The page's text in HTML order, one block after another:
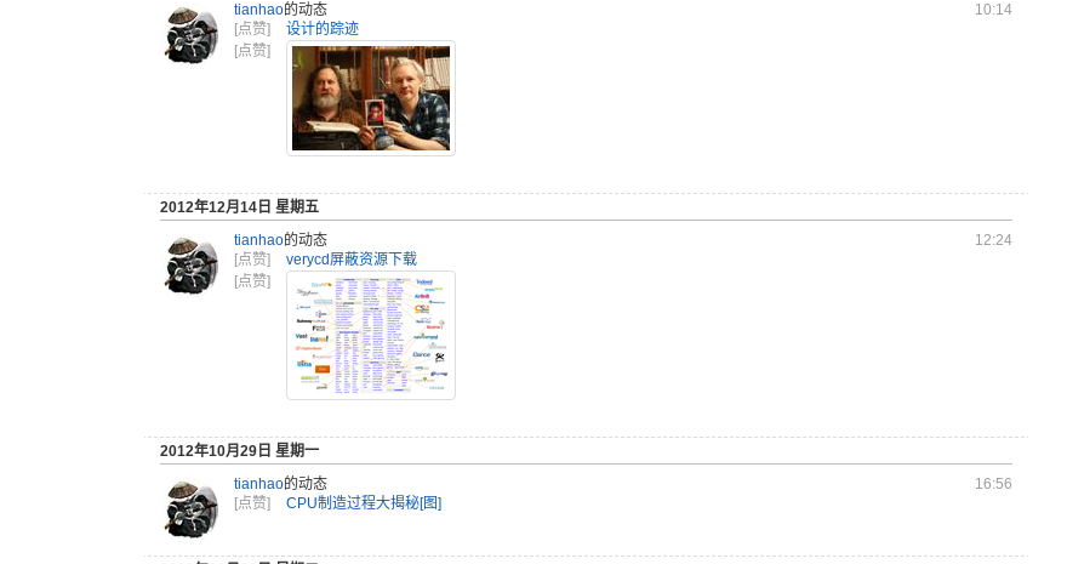
tianhao的动态
10:14
[点赞]
设计的踪迹
[点赞]
2012年12月14日 星期五
tianhao的动态
12:24
[点赞]
verycd屏蔽资源下载
[点赞]
2012年10月29日 星期一
tianhao的动态
16:56
[点赞]
CPU制造过程大揭秘[图]